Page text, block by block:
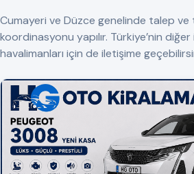
Cumayeri ve Düzce genelinde talep ve
koordinasyonu yapılır. Türkiye’nin diğer
havalimanları için de iletişime